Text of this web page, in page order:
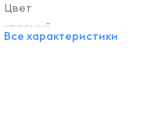
Цвет
красный
Все характеристики